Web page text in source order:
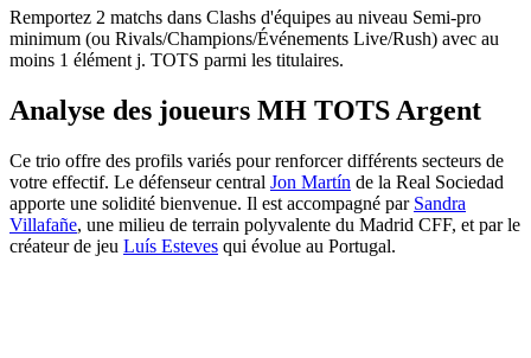
Remportez 2 matchs dans Clashs d'équipes au niveau Semi-pro
minimum (ou Rivals/Champions/Événements Live/Rush) avec au
moins 1 élément j. TOTS parmi les titulaires.
Analyse des joueurs MH TOTS Argent
Ce trio offre des profils variés pour renforcer différents secteurs de
votre effectif. Le défenseur central Jon Martín de la Real Sociedad
apporte une solidité bienvenue. Il est accompagné par Sandra
Villafañe, une milieu de terrain polyvalente du Madrid CFF, et par le
créateur de jeu Luís Esteves qui évolue au Portugal.